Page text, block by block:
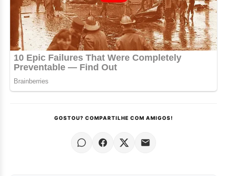
GOSTOU? COMPARTILHE COM AMIGOS!